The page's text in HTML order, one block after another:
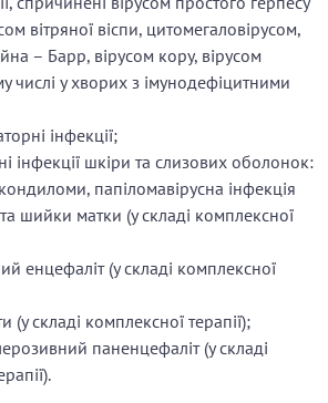
вітряної віспи, цитомегаловірусом,
– Барр, вірусом кору, вірусом
числі у хворих з імунодефіцитними
інфекції;
інфекції шкіри та слизових оболонок:
папіломавірусна інфекція
шийки матки (у складі комплексної
енцефаліт (у складі комплексної
(у складі комплексної терапії);
паненцефаліт (у складі